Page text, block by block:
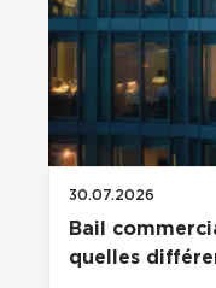
30.07.2026
Bail
quelles